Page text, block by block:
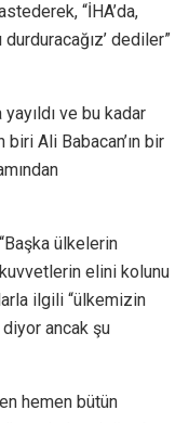
“İHA’da,
durduracağız’ dediler”
ve bu kadar
Ali Babacan’ın bir
ülkelerin
elini kolunu
ilgili “ülkemizin
diyor ancak şu
hemen bütün